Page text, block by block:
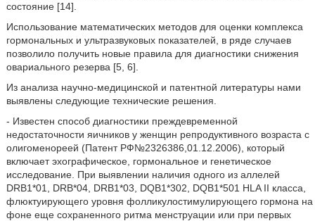
состояние [14].
Использование математических методов для оценки комплекса
гормональных и ультразвуковых показателей, в ряде случаев
позволило получить новые правила для диагностики снижения
овариального резерва [5, 6].
Из анализа научно-медицинской и патентной литературы нами
выявлены следующие технические решения.
- Известен способ диагностики преждевременной
недостаточности яичников у женщин репродуктивного возраста с
олигоменореей (Патент РФ№2326386,01.12.2006), который
включает эхографическое, гормональное и генетическое
исследование. При выявлении наличия одного из аллелей
DRB1*01, DRB*04, DRB1*03, DQB1*302, DQB1*501 HLA II класса,
флюктуирующего уровня фолликулостимулирующего гормона на
фоне еще сохраненного ритма менструации или при первых